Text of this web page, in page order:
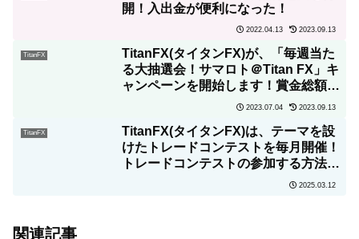
開！入出金が便利になった！
2022.04.13 2023.09.13
TitanFX
TitanFX(タイタンFX)が、「毎週当た
る大抽選会！サマロト＠Titan FX」キ
ャンペーンを開始します！賞金総額
900万円 84名様に当たる大抽選会!
2023.07.04 2023.09.13
TitanFX
TitanFX(タイタンFX)は、テーマを設
けたトレードコンテストを毎月開催！
トレードコンテストの参加する方法を
2025.03.12
関連記事